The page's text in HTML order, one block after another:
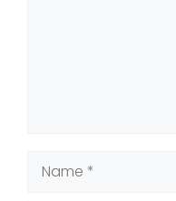
Name